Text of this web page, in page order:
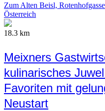
Zum Alten Beisl,
Österreich
18.3 km
Meixners
kulinarisches
Favoriten mit
Neustart